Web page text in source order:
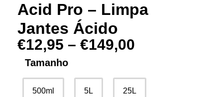
Acid Pro – Limpa
Jantes Ácido
€12,95 – €149,00
Tamanho
500ml 5L 25L